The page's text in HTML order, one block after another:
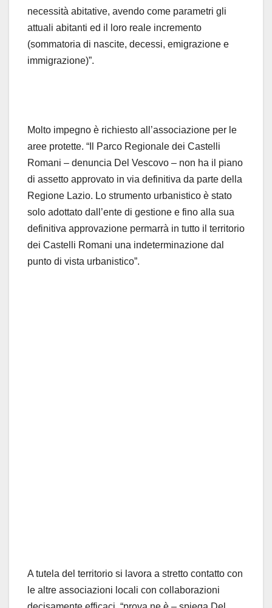
necessità abitative, avendo come parametri gli
attuali abitanti ed il loro reale incremento
(sommatoria di nascite, decessi, emigrazione e
immigrazione)”.
Molto impegno è richiesto all’associazione per le
aree protette. “Il Parco Regionale dei Castelli
Romani – denuncia Del Vescovo – non ha il piano
di assetto approvato in via definitiva da parte della
Regione Lazio. Lo strumento urbanistico è stato
solo adottato dall’ente di gestione e fino alla sua
definitiva approvazione permarrà in tutto il territorio
dei Castelli Romani una indeterminazione dal
punto di vista urbanistico”.
A tutela del territorio si lavora a stretto contatto con
le altre associazioni locali con collaborazioni